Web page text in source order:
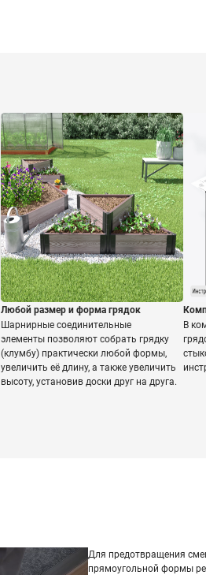
Любой размер и форма грядок
Шарнирные соединительные
элементы позволяют собрать грядку
(клумбу) практически любой формы,
увеличить её длину, а также увеличить
высоту, установив доски друг на друга.
В
Для предотвращения
прямоугольной формы